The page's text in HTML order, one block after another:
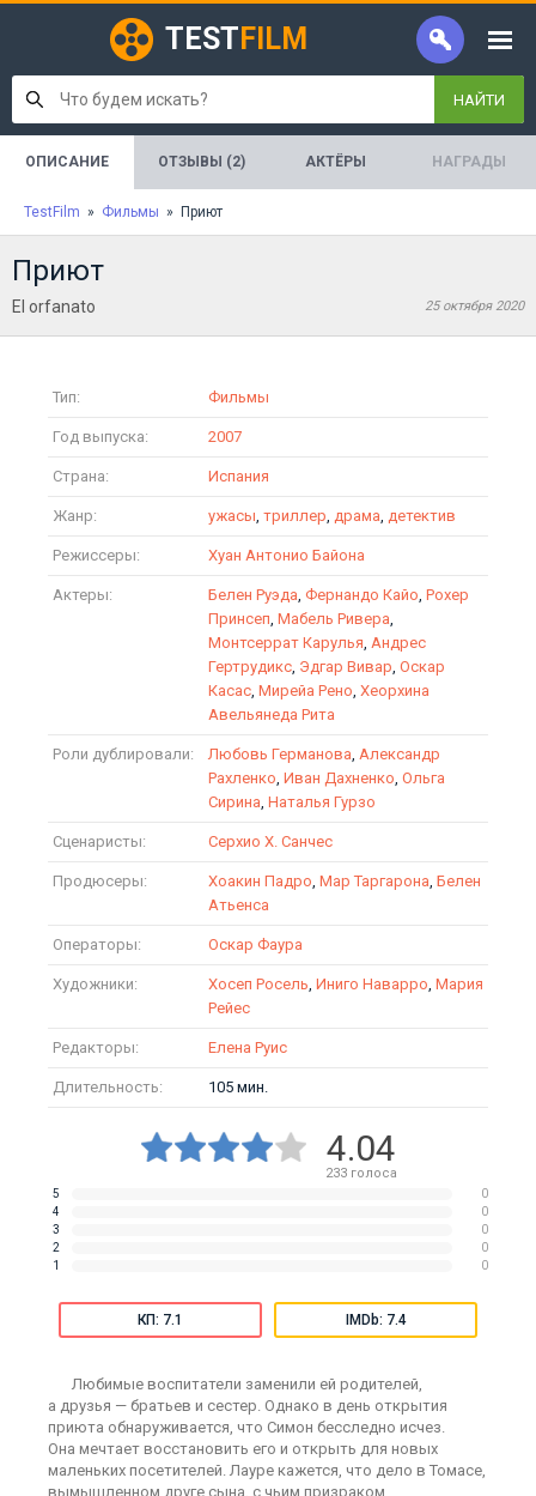
TEST FILM
НАЙТИ
ОПИСАНИЕ ОТЗЫВЫ (2) АКТЁРЫ НАГРАДЫ
TestFilm » Фильмы » Приют
Приют
El orfanato 25 октября 2020
Тип: Фильмы
Год выпуска: 2007
Страна: Испания
Жанр: ужасы, триллер, драма, детектив
Режиссеры: Хуан Антонио Байона
Актеры: Белен Руэда, Фернандо Кайо, Рохер
Принсеп, Мабель Ривера,
Монтсеррат Карулья, Андрес
Гертрудикс, Эдгар Вивар, Оскар
Касас, Мирейа Рено, Хеорхина
Авельянеда Рита
Роли дублировали: Любовь Германова, Александр
Рахленко, Иван Дахненко, Ольга
Сирина, Наталья Гурзо
Сценаристы: Серхио Х. Санчес
Продюсеры: Хоакин Падро, Мар Таргарона, Белен
Атьенса
Операторы: Оскар Фаура
Художники: Хосеп Росель, Иниго Наварро, Мария
Рейес
Редакторы: Елена Руис
Длительность: 105 мин.
4.04
233голоса
5
0
4
0
3
0
2
0
1
0
КП: 7.1 IMDb: 7.4
Любимые воспитатели заменили ей родителей,
а друзья — братьев и сестер. Однако в день открытия
приюта обнаруживается, что Симон бесследно исчез.
Она мечтает восстановить его и открыть для новых
маленьких посетителей. Лауре кажется, что дело в Томасе,
вымышленном друге сына, с чьим призраком